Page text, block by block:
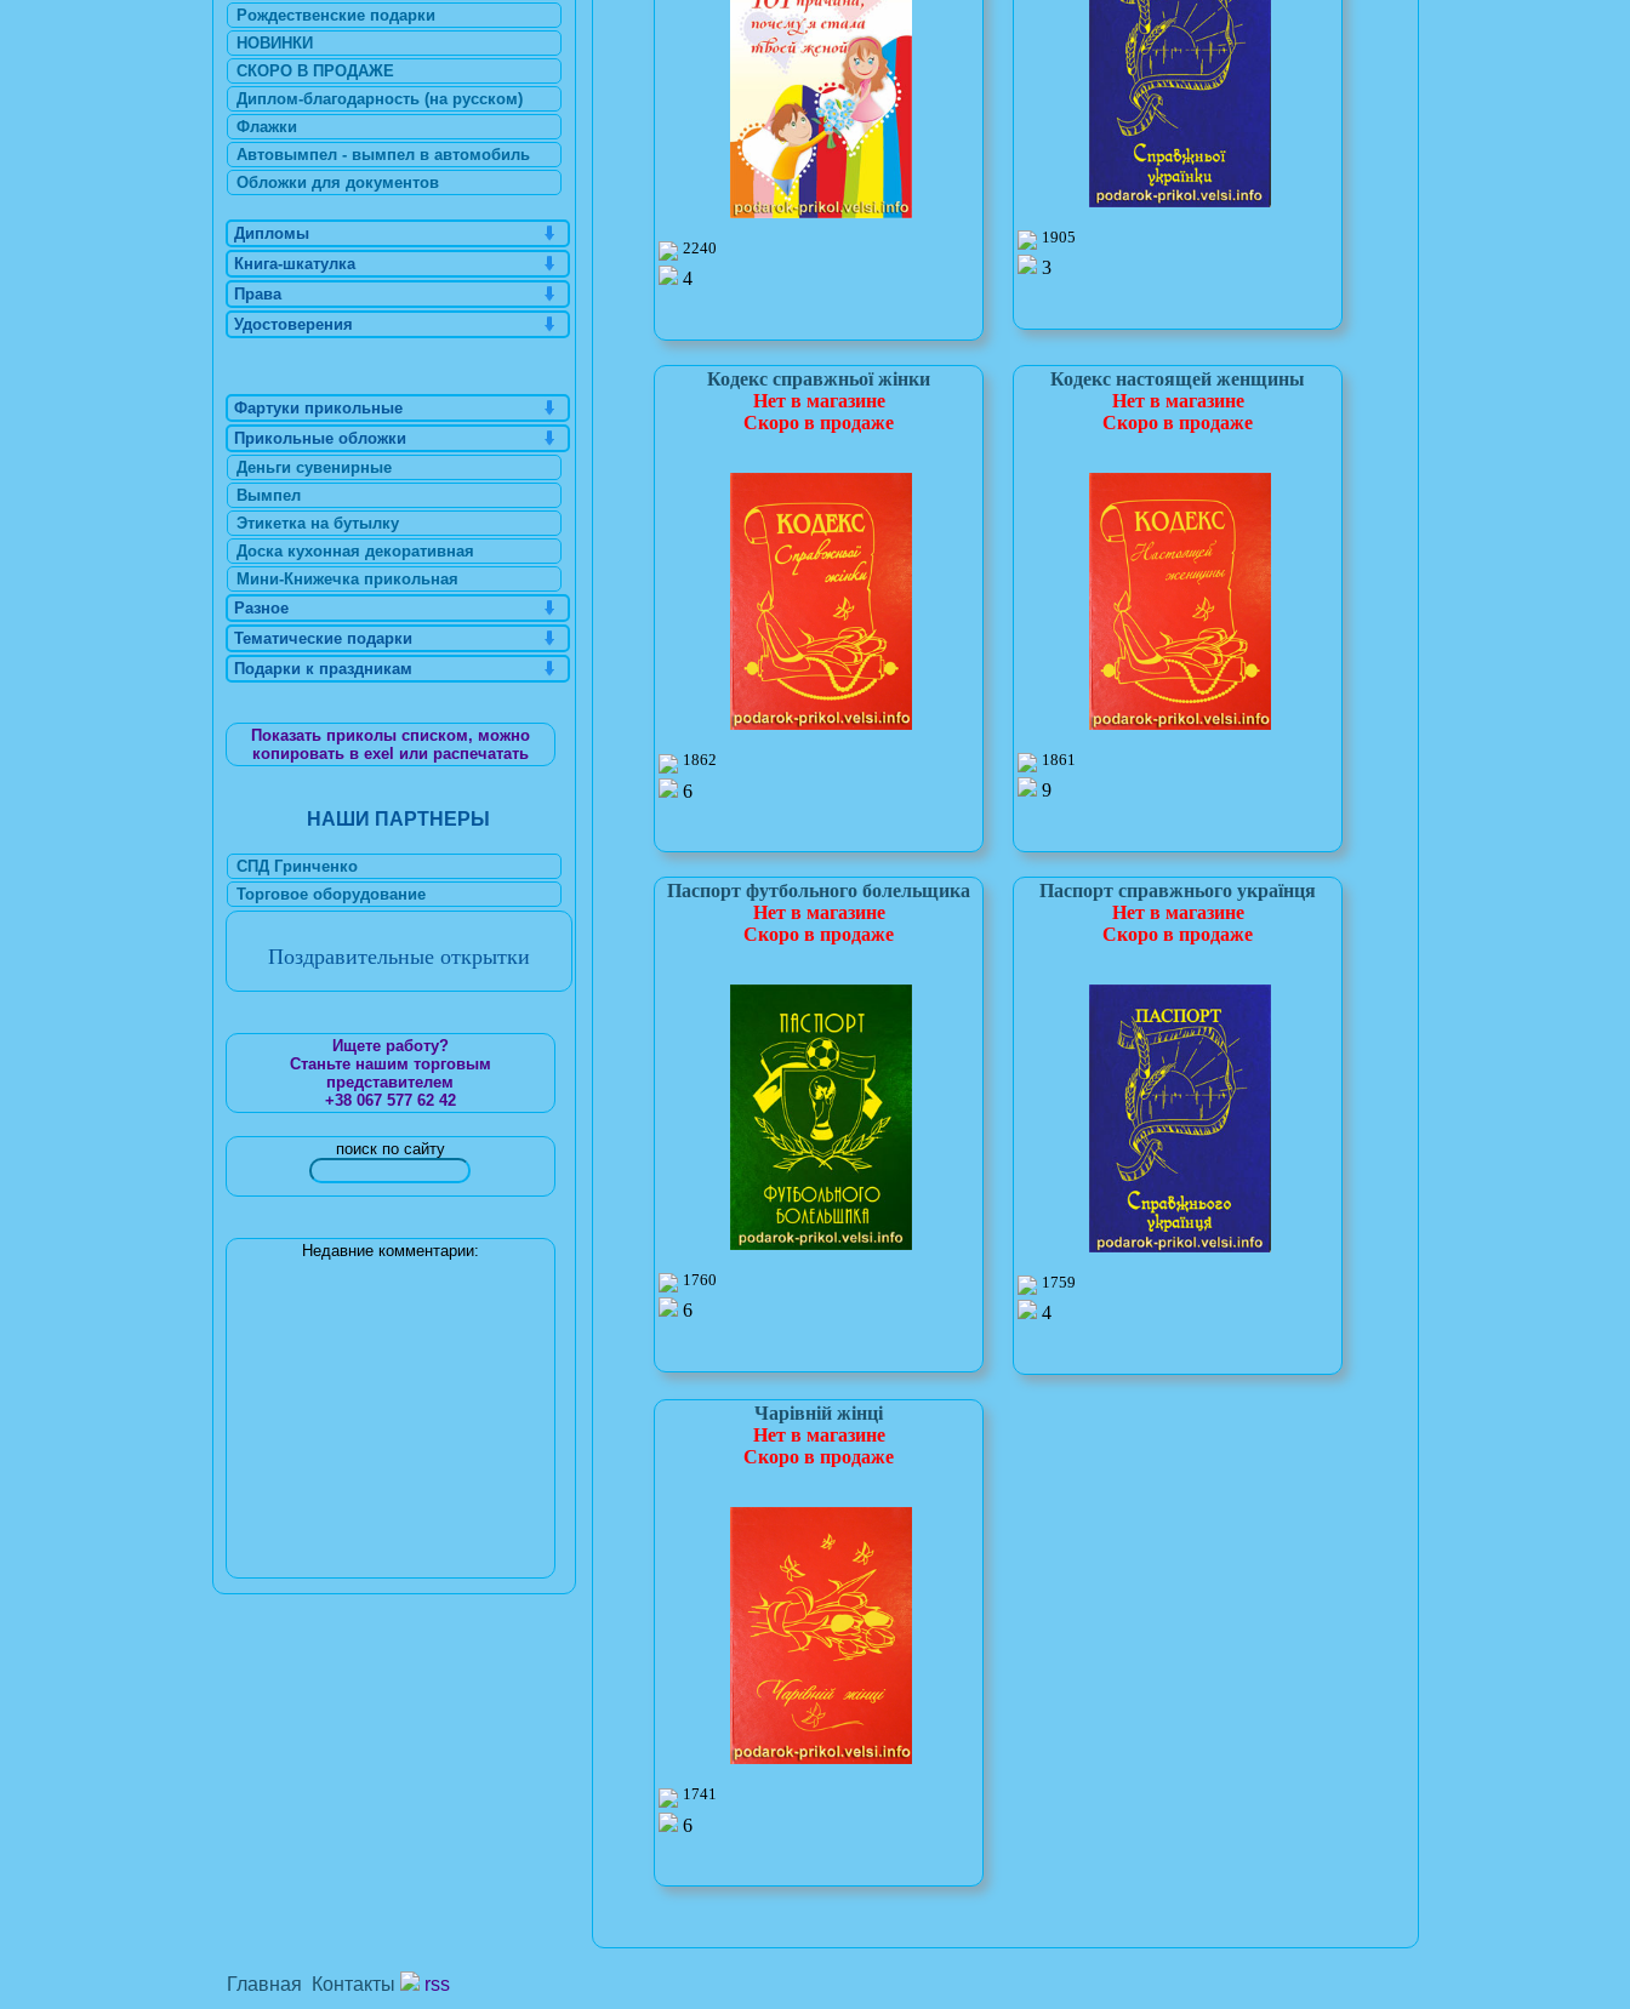
2240
4
1905
3
Кодекс справжньої жінки
Нет в магазине
Скоро в продаже
1862
6
Кодекс настоящей женщины
Нет в магазине
Скоро в продаже
1861
9
Паспорт футбольного болельщика
Нет в магазине
Скоро в продаже
1760
6
Паспорт справжнього українця
Нет в магазине
Скоро в продаже
1759
4
Чарівній жінці
Нет в магазине
Скоро в продаже
1741
6
Рождественские подарки
НОВИНКИ
СКОРО В ПРОДАЖЕ
Диплом-благодарность (на русском)
Флажки
Автовымпел - вымпел в автомобиль
Обложки для документов
Дипломы
Книга-шкатулка
Права
Удостоверения
Фартуки прикольные
Прикольные обложки
Деньги сувенирные
Вымпел
Этикетка на бутылку
Доска кухонная декоративная
Мини-Книжечка прикольная
Разное
Тематические подарки
Подарки к праздникам
Показать приколы списком, можно
копировать в exel или распечатать
НАШИ ПАРТНЕРЫ
СПД Гринченко
Торговое оборудование
Поздравительные открытки
Ищете работу?
Станьте нашим торговым
представителем
+38 067 577 62 42
поиск по сайту
Недавние комментарии:
Главная Контакты rss